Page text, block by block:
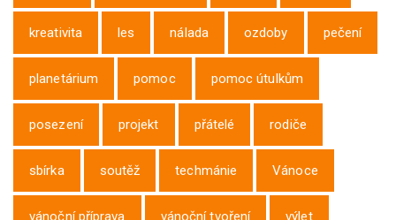
kreativita les nálada ozdoby pečení
planetárium pomoc pomoc útulkům
posezení projekt přátelé rodiče
sbírka soutěž techmánie Vánoce
vánoční příprava vánoční tvoření výlet